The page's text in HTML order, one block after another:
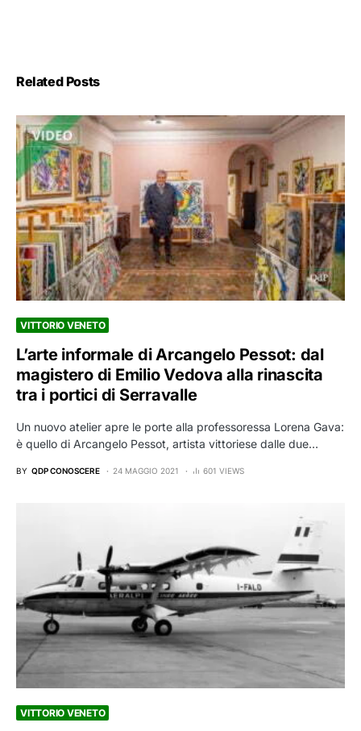
Related Posts
VITTORIO VENETO
L’arte informale di Arcangelo Pessot: dal
magistero di Emilio Vedova alla rinascita
tra i portici di Serravalle
Un nuovo atelier apre le porte alla professoressa Lorena Gava:
è quello di Arcangelo Pessot, artista vittoriese dalle due…
BY QDP CONOSCERE 24 MAGGIO 2021 601 VIEWS
VITTORIO VENETO